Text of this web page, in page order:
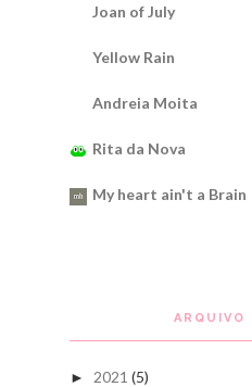
Joan of July
Yellow Rain
Andreia Moita
Rita da Nova
My heart ain't a Brain
ARQUIVO
► 2021 (5)